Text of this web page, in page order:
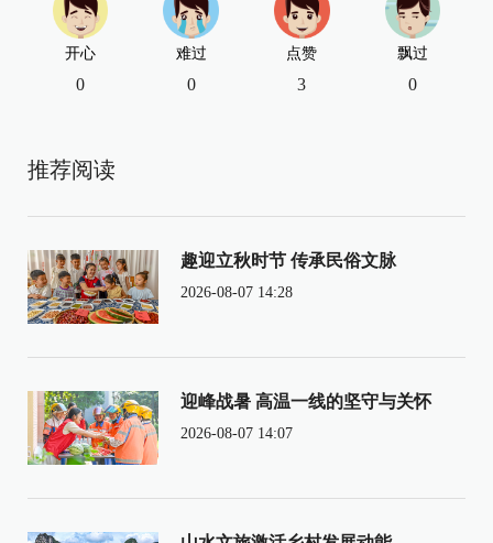
开心
0
难过
0
点赞
3
飘过
0
推荐阅读
趣迎立秋时节 传承民俗文脉
2026-08-07 14:28
迎峰战暑 高温一线的坚守与关怀
2026-08-07 14:07